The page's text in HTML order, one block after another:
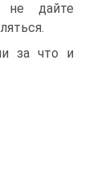
не дайте
за что и